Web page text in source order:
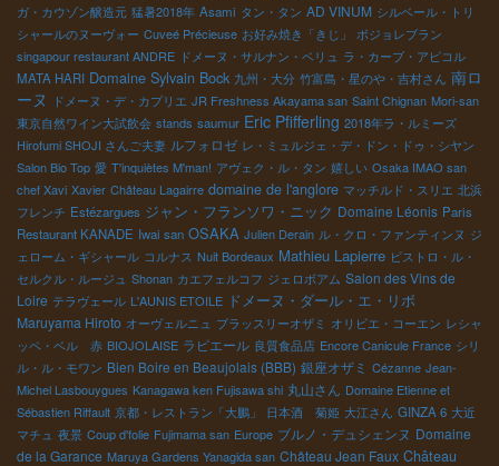
ガ・カウゾン醸造元 猛暑2018年 Asami タン・タン AD VINUM シルベール・トリ
シャールのヌーヴォー Cuveé Précieuse お好み焼き「きじ」
ボジョレブラン
singapour restaurant ANDRE ドメーヌ・サルナン・ベリュ ラ・カーブ・アピコル
MATA HARI Domaine Sylvain Bock 九州・大分 竹富島・星のや・吉村さん 南ロ
ーヌ
ドメーヌ・デ・カプリエ JR Freshness Akayama san Saint Chignan Mori-san
東京自然ワイン大試飲会 stands saumur Eric Pfifferling 2018年ラ・ルミーズ
Hirofumi SHOJI さんご夫妻 ルフォロゼ レ・ミュルジェ・デ・ドン・ドゥ・シヤン
Salon Bio Top 愛 T'inquiètes M'man! アヴェク・ル・タン 嬉しい Osaka IMAO san
chef Xavi Xavier Château Lagairre domaine de l'anglore マッチルド・スリエ 北浜
フレンチ Estézargues ジャン・フランソワ・ニック Domaine Léonis Paris
Restaurant KANADE Iwai san OSAKA Julien Derain ル・クロ・ファンティンヌ ジ
ェローム・ギシャール コルナス Nuit Bordeaux Mathieu Lapierre ビストロ・ル・
セルクル・ルージュ Shonan カエフェルコフ ジェロボアム Salon des Vins de
Loire テラヴェール L'AUNIS ETOILE ドメーヌ・ダール・エ・リボ
Maruyama Hiroto オーヴェルニュ ブラッスリーオザミ オリビエ・コーエン レシャ
ッペ・ベル 赤 BIOJOLAISE ラピエール 良質食品店 Encore Canicule France シリ
ル・ル・モワン Bien Boire en Beaujolais (BBB) 銀座オザミ Cézanne Jean-
Michel Lasbouygues Kanagawa ken Fujisawa shi 丸山さん Domaine Etienne et
Sébastien Riffault 京都・レストラン「大鵬」 日本酒 菊姫 大江さん GINZA 6 大近
マチュ 夜景 Coup d'folie Fujimama san Europe ブルノ・デュシェンヌ Domaine
de la Garance Maruya Gardens Yanagida san Château Jean Faux Château